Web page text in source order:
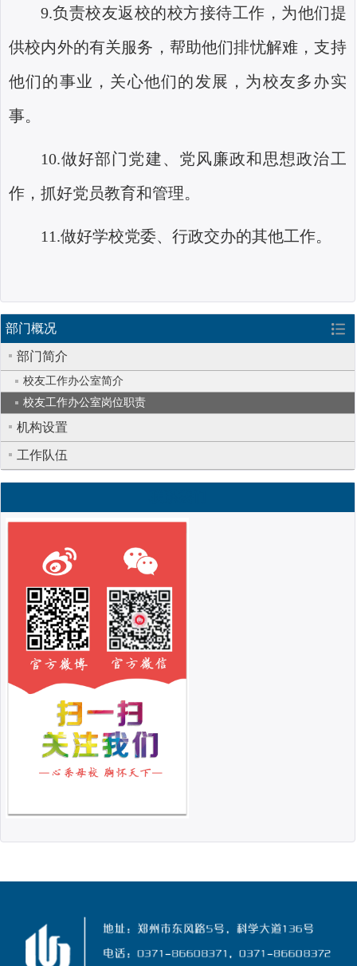
9.负责校友返校的校方接待工作，为他们提
供校内外的有关服务，帮助他们排忧解难，支持
他们的事业，关心他们的发展，为校友多办实
事。
10.做好部门党建、党风廉政和思想政治工
作，抓好党员教育和管理。
11.做好学校党委、行政交办的其他工作。
部门概况
部门简介
校友工作办公室简介
校友工作办公室岗位职责
机构设置
工作队伍